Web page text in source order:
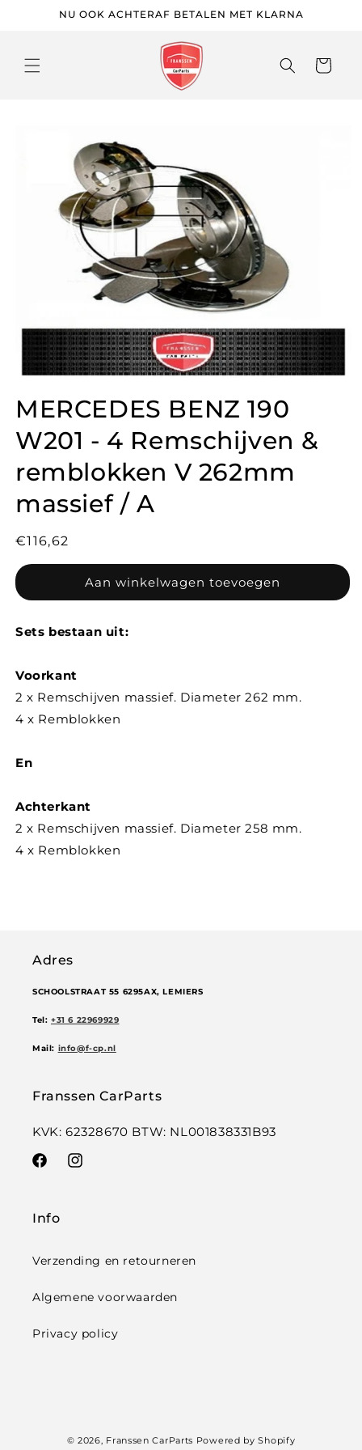
naar deNU OOK ACHTERAF BETALEN MET KLARNA
MERCEDES BENZ 190
W201 - 4 Remschijven &
remblokken V 262mm
massief / A
Normale
prijs
€116,62
Aan winkelwagen toevoegen
Sets bestaan uit:
Voorkant
2 x Remschijven massief. Diameter 262 mm.
4 x Remblokken
En
Achterkant
2 x Remschijven massief. Diameter 258 mm.
4 x Remblokken
Adres
SCHOOLSTRAAT 55 6295AX, LEMIERS
Tel: +31 6 22969929
Mail: info@f-cp.nl
Franssen CarParts
KVK: 62328670 BTW: NL001838331B93
FacebookInstagram
Info
Verzending en retourneren
Algemene voorwaarden
Privacy policy
© 2026, Franssen CarParts Powered by Shopify